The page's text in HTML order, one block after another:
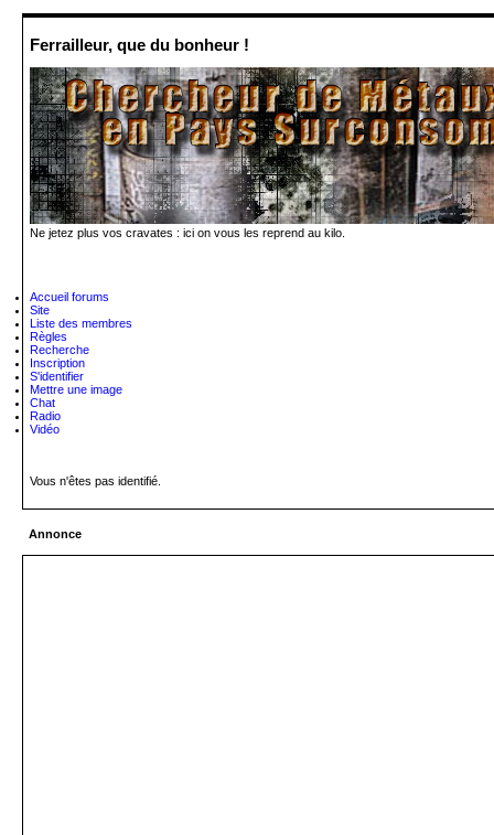
Ferrailleur, que du bonheur !
Ne jetez plus vos cravates : ici on vous les reprend au kilo.
Accueil forums
Site
Liste des membres
Règles
Recherche
Inscription
S'identifier
Mettre une image
Chat
Radio
Vidéo
Vous n'êtes pas identifié.
Annonce